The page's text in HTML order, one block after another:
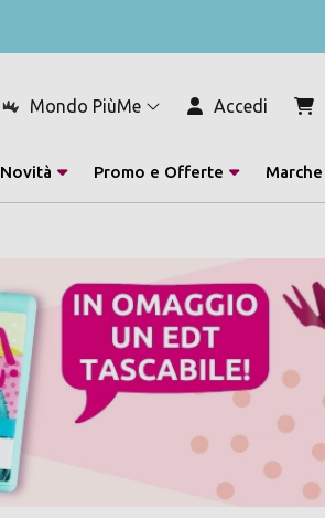
Mondo PiùMe Accedi
Novità Promo e Offerte Marche